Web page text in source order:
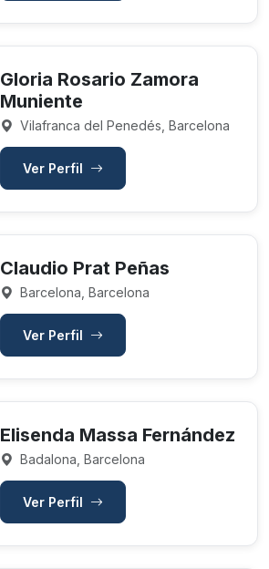
Gloria Rosario Zamora
Muniente
Vilafranca del Penedés, Barcelona
Ver Perfil
Claudio Prat Peñas
Barcelona, Barcelona
Ver Perfil
Elisenda Massa Fernández
Badalona, Barcelona
Ver Perfil